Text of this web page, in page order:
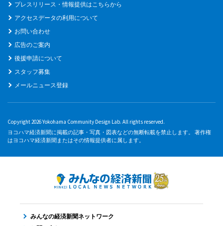
プレスリリース・情報提供はこちらから
アクセスデータの利用について
お問い合わせ
広告のご案内
後援申請について
スタッフ募集
メールニュース登録
Copyright 2026 Yokohama Community Design Lab. All rights reserved.
ヨコハマ経済新聞に掲載の記事・写真・図表などの無断転載を禁止します。 著作権
はヨコハマ経済新聞またはその情報提供者に属します。
みんなの経済新聞ネットワーク